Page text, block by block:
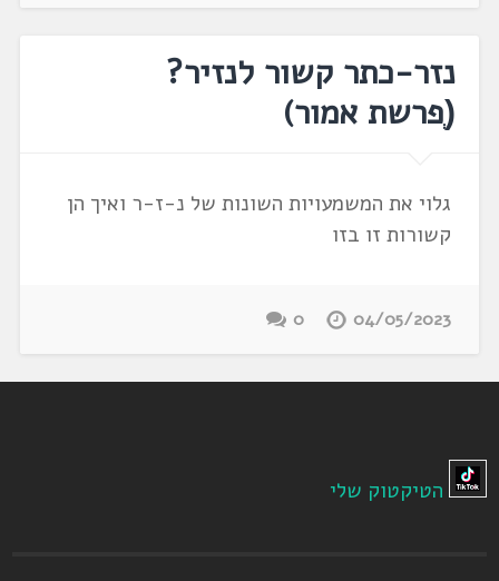
נזר-כתר קשור לנזיר?
(ְפרשת אמור)
גלוי את המשמעויות השונות של נ-ז-ר ואיך הן
קשורות זו בזו
04/05/2023
0
הטיקטוק שלי